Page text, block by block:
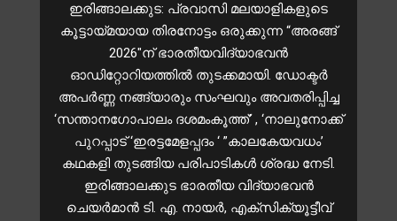
ഇരിങ്ങാലക്കുട: പ്രവാസി മലയാളികളുടെ
കൂട്ടായ്മയായ തിരനോട്ടം ഒരുക്കുന്ന “അരങ്ങ്
2026″ന് ഭാരതീയവിദ്യാഭവൻ
ഓഡിറ്റോറിയത്തിൽ തുടക്കമായി. ഡോക്ടർ
അപർണ്ണ നങ്ങ്യാരും സംഘവും അവതരിപ്പിച്ച
‘സന്താനഗോപാലം ദശമംകൂത്ത്’ , ‘നാലുനോക്ക്
പുറപ്പാട് ‘ഇരട്ടമേളപ്പദം ‘ ”കാലകേയവധം’
കഥകളി തുടങ്ങിയ പരിപാടികൾ ശ്രദ്ധ നേടി.
ഇരിങ്ങാലക്കുട ഭാരതീയ വിദ്യാഭവൻ
ചെയർമാൻ ടി. എ. നായർ, എക്സിക്യൂട്ടീവ്